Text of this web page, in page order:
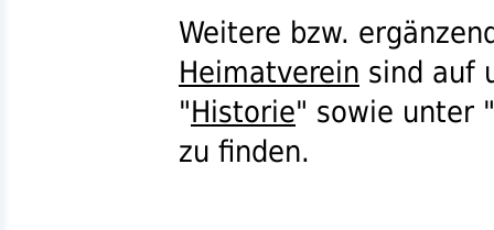
Weitere bzw.
Heimatverein sind auf
"Historie" sowie unter "
zu finden.